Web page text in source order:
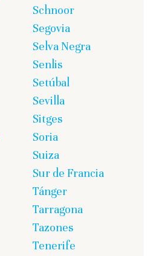
Schnoor
Segovia
Selva Negra
Senlis
Setúbal
Sevilla
Sitges
Soria
Suiza
Sur de Francia
Tánger
Tarragona
Tazones
Tenerife